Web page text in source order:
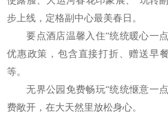
步上线，定格副中心最美春日。
要点酒店温馨入住“统统暖心一点
优惠政策，包含直接打折、赠送早
等。
无界公园免费畅玩“统统惬意一点
费敞开，在大天然里放松身心。